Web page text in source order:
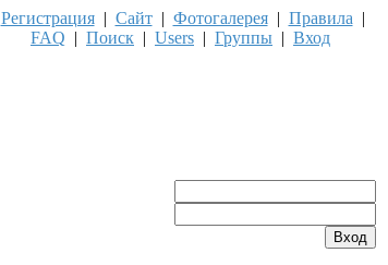
Регистрация| Сайт| Фотогалерея| Правила |
FAQ | Поиск | Users | Группы | Вход